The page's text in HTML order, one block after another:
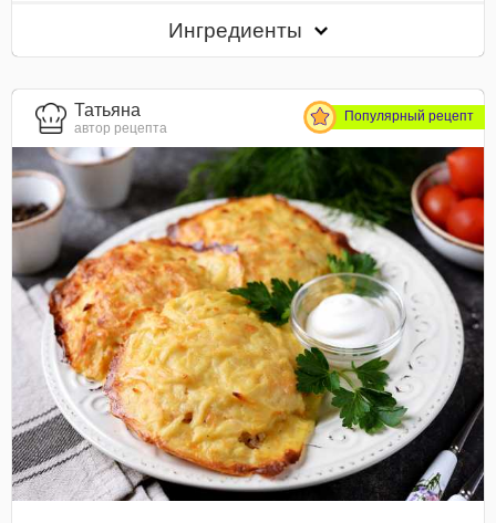
Ингредиенты
Татьяна
автор рецепта
Популярный рецепт